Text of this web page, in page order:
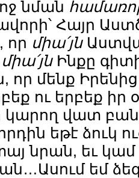
նման
Հայր
որ միա՛յն
միա՛յն Ինքը
մենք
ու երբեք իր
կարող վատ բան
եթէ ձուկ
նրան, եւ կամ
եմ